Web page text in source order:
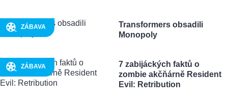
ZÁBAVA
Transformers obsadili
Monopoly
ZÁBAVA
7 zabijáckých faktů o
zombie akčňárně Resident
Evil: Retribution